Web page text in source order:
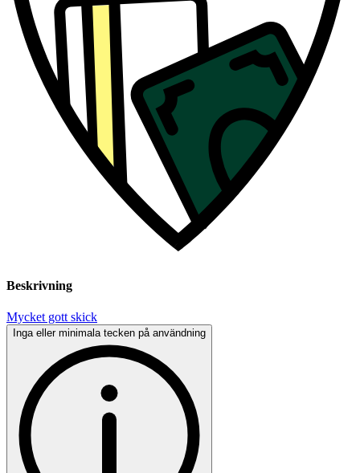
Beskrivning
Mycket gott skick
Inga eller minimala tecken på användning